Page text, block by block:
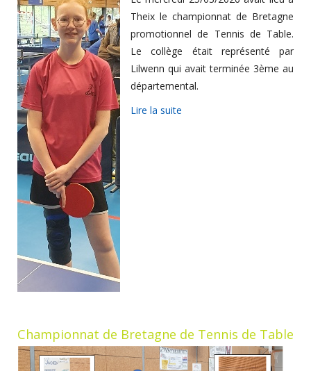
Theix le championnat de Bretagne
promotionnel de Tennis de Table.
Le collège était représenté par
Lilwenn qui avait terminée 3ème au
départemental.
Lire la suite
Championnat de Bretagne de Tennis de Table